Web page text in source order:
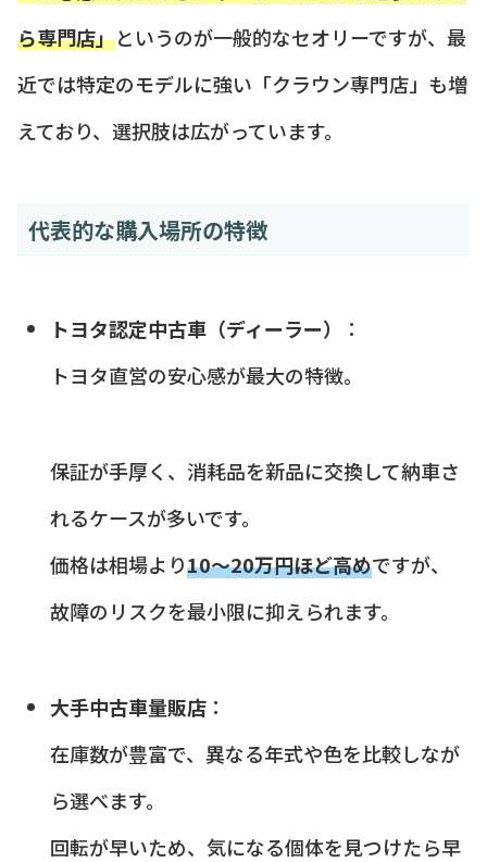
ら専門店」というのが一般的なセオリーですが、最
近では特定のモデルに強い「クラウン専門店」も増
えており、選択肢は広がっています。
代表的な購入場所の特徴
トヨタ認定中古車（ディーラー）
：
トヨタ直営の安心感が最大の特徴。
保証が手厚く、消耗品を新品に交換して納車さ
れるケースが多いです。
価格は相場より10〜20万円ほど高めですが、
故障のリスクを最小限に抑えられます。
大手中古車量販店：
在庫数が豊富で、異なる年式や色を比較しなが
ら選べます。
回転が早いため、気になる個体を見つけたら早